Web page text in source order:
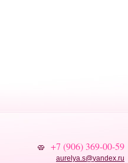
+7 (906) 369-00-59
aurelya.s@yandex.ru